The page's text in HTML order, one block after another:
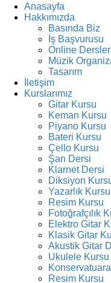
Anasayfa
Hakkımızda
Basında Biz
İş Başvurusu
Online Dersler
Müzik
Tasarım
İletişim
Kurslarımız
Gitar Kursu
Keman Kursu
Piyano Kursu
Bateri Kursu
Çello Kursu
Şan Dersi
Klarnet Dersi
Diksiyon
Yazarlık Kursu
Resim Kursu
Fotoğrafçılık
Elektro Gitar
Klasik Gitar
Akustik Gitar
Ukulele Kursu
Resim Kursu